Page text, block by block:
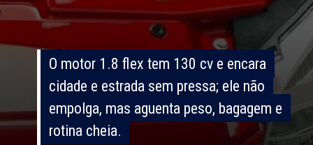
O motor 1.8 flex tem 130 cv e encara
cidade e estrada sem pressa; ele não
empolga, mas aguenta peso, bagagem e
rotina cheia.
O motor 1.8 flex tem 130 cv e encara
cidade e estrada sem pressa; ele não
empolga, mas aguenta peso, bagagem e
rotina cheia.